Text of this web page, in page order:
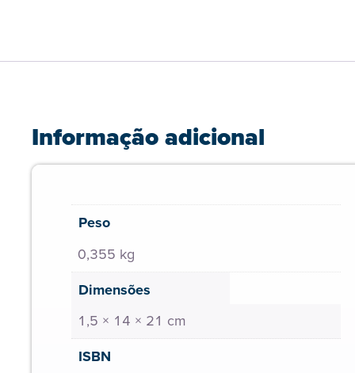
Informação adicional
Peso
0,355 kg
Dimensões
1,5 × 14 × 21 cm
ISBN